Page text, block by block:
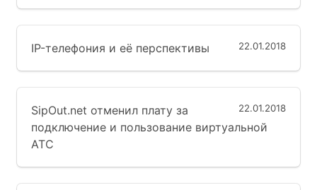
22.01.2018
IP-телефония и её перспективы
22.01.2018
SipOut.net отменил плату за
подключение и пользование виртуальной
АТС